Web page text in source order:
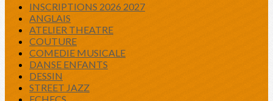
INSCRIPTIONS 2026 2027
ANGLAIS
ATELIER THEATRE
COUTURE
COMEDIE MUSICALE
DANSE ENFANTS
DESSIN
STREET JAZZ